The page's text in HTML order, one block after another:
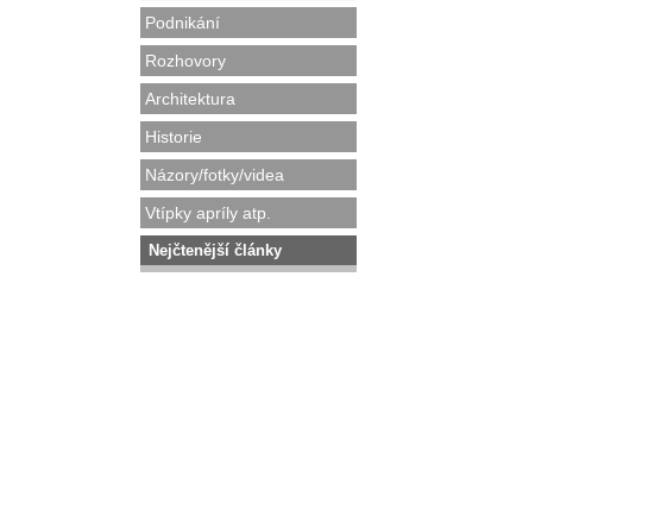
Podnikání
Rozhovory
Architektura
Historie
Názory/fotky/videa
Vtípky apríly atp.
Nejčtenější články